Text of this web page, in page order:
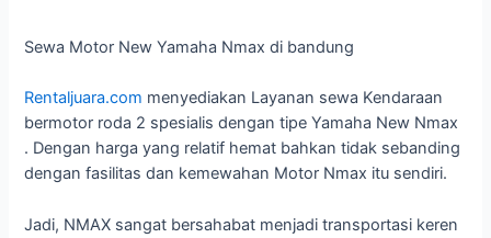
Sewa Motor New Yamaha Nmax di bandung
Rentaljuara.com menyediakan Layanan sewa Kendaraan
bermotor roda 2 spesialis dengan tipe Yamaha New Nmax
. Dengan harga yang relatif hemat bahkan tidak sebanding
dengan fasilitas dan kemewahan Motor Nmax itu sendiri.
Jadi, NMAX sangat bersahabat menjadi transportasi keren